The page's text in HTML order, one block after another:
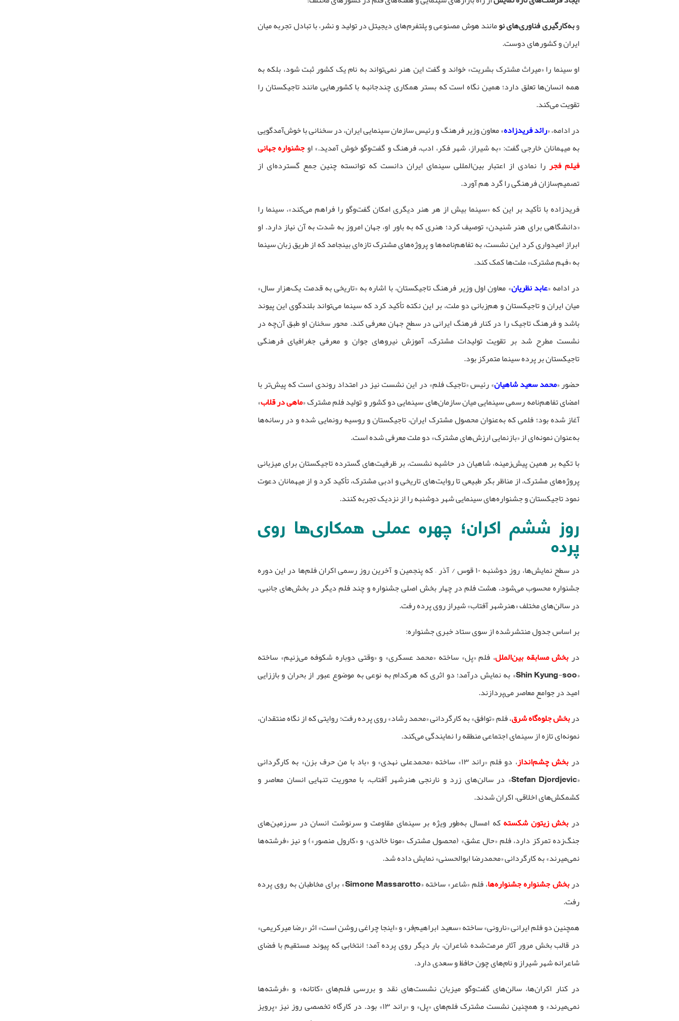
وبه‌کارگیری فناوری‌های نومانند هوش مصنوعی و پلتفرم‌های دیجیتل در تولید و نشر، با تبادل تجربه میان
ایران و کشورهای دوست.
او سینما را «میراث مشترک بشریت» خواند و گفت این هنر نمی‌تواند به نام یک کشور ثبت شود، بلکه به
همه انسان‌ها تعلق دارد؛ همین نگاه است که بستر همکاری چندجانبه با کشورهایی مانند تاجیکستان را
تقویت می‌کند.
در ادامه، «رائد فریدزاده» معاون وزیر فرهنگ و رئیس سازمان سینمایی ایران، در سخنانی با خوش‌آمدگویی
به میهمانان خارجی گفت: «به شیراز، شهر فکر، ادب، فرهنگ و گفت‌وگو خوش آمدید.» اوجشنواره جهانی
فیلم فجر را نمادی از اعتبار بین‌المللی سینمای ایران دانست که توانسته چنین جمع گسترده‌ای از
تصمیم‌سازان فرهنگی را گرد هم آورد.
فریدزاده با تأکید بر این که «سینما بیش از هر هنر دیگری امکان گفت‌وگو را فراهم می‌کند»، سینما را
«دانشگاهی برای هنر شنیدن» توصیف کرد؛ هنری که به باور او، جهان امروز به شدت به آن نیاز دارد. او
ابراز امیدواری کرد این نشست، به تفاهم‌نامه‌ها و پروژه‌های مشترک تازه‌ای بینجامد که از طریق زبان سینما
به «فهم مشترک» ملت‌ها کمک کند.
در ادامه «عابد نظریان» معاون اول وزیر فرهنگ تاجیکستان، با اشاره به «تاریخی به قدمت یک‌هزار سال»
میان ایران و تاجیکستان و هم‌زبانی دو ملت، بر این نکته تأکید کرد که سینما می‌تواند بلندگوی این پیوند
باشد و فرهنگ تاجیک را در کنار فرهنگ ایرانی در سطح جهان معرفی کند. محور سخنان او طبق آن‌چه در
نشست مطرح شد بر تقویت تولیدات مشترک، آموزش نیروهای جوان و معرفی جغرافیای فرهنگی
تاجیکستان بر پرده سینما متمرکز بود.
حضور «محمد سعید شاهیان» رئیس «تاجیک فلم» در این نشست نیز در امتداد روندی است که پیش‌تر با
امضای تفاهم‌نامه رسمی سینمایی میان سازمان‌های سینمایی دو کشور و تولید فلم مشترک «ماهی در قلاب»
آغاز شده بود؛ فلمی که به‌عنوان محصول مشترک ایران، تاجیکستان و روسیه رونمایی شده و در رسانه‌ها
به‌عنوان نمونه‌ای از «بازنمایی ارزش‌های مشترک» دو ملت معرفی شده است.
با تکیه بر همین پیش‌زمینه، شاهیان در حاشیه نشست، بر ظرفیت‌های گسترده تاجیکستان برای میزبانی
پروژه‌های مشترک، از مناظر بکر طبیعی تا روایت‌های تاریخی و ادبی مشترک، تأکید کرد و از میهمانان دعوت
نمود تاجیکستان و جشنواره‌های سینمایی شهر دوشنبه را از نزدیک تجربه کنند.
روز ششم اکران؛ چهره عملی همکاری‌ها روی
پرده
در سطح نمایش‌ها، روز دوشنبه ۱۰ قوس / آذر – که پنجمین و آخرین روز رسمی اکران فلم‌ها در این دوره
جشنواره محسوب می‌شود، هشت فلم در چهار بخش اصلی جشنواره و چند فلم دیگر در بخش‌های جانبی،
در سالن‌های مختلف «هنرشهر آفتاب» شیراز روی پرده رفت.
بر اساس جدول منتشرشده از سوی ستاد خبری جشنواره:
دربخش مسابقه بین‌الملل، فلم «پل» ساخته «محمد عسکری» و «وقتی دوباره شکوفه می‌زنیم» ساخته
«Shin Kyung-soo» به نمایش درآمد؛ دو اثری که هرکدام به نوعی به موضوع عبور از بحران و باززایی
امید در جوامع معاصر می‌پردازند.
دربخش جلوه‌گاه شرق، فلم «توافق» به کارگردانی «محمد رشاد» روی پرده رفت؛ روایتی که از نگاه منتقدان،
نمونه‌ای تازه از سینمای اجتماعی منطقه را نمایندگی می‌کند.
دربخش چشم‌انداز
، دو فلم «راند ۱۳» ساخته «محمدعلی نهدی» و «باد با من حرف بزن» به کارگردانی
«Stefan Djordjevic» در سالن‌های زرد و نارنجی هنرشهر آفتاب، با محوریت تنهایی انسان معاصر و
کشمکش‌های اخلاقی، اکران شدند.
دربخش زیتون شکستهکه امسال به‌طور ویژه بر سینمای مقاومت و سرنوشت انسان در سرزمین‌های
جنگ‌زده تمرکز دارد، فلم «حال عشق» (محصول مشترک «مونا خالدی» و «کارول منصور») و نیز «فرشته‌ها
نمی‌میرند» به کارگردانی «محمدرضا ابوالحسنی» نمایش داده شد.
دربخش جشنواره جشنواره‌ها
، فلم «شاعر» ساخته «Simone Massarotto» برای مخاطبان به روی پرده
رفت.
همچنین دو فلم ایرانی «نارونی» ساخته «سعید ابراهیم‌فر» و «اینجا چراغی روشن است» اثر «رضا میرکریمی»
در قالب بخش مرور آثار مرمت‌شده شاعران، بار دیگر روی پرده آمد؛ انتخابی که پیوند مستقیم با فضای
شاعرانه شهر شیراز و نام‌های چون حافظ و سعدی دارد.
در کنار اکران‌ها، سالن‌های گفت‌وگو میزبان نشست‌های نقد و بررسی فلم‌های «کاتانه» و «فرشته‌ها
نمی‌میرند» و همچنین نشست مشترک فلم‌های «پل» و «راند ۱۳» بود. در کارگاه تخصصی روز نیز «پرویز